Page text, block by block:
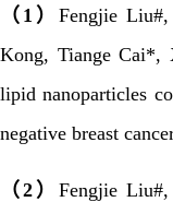
（ 1 ）Fengjie
Kong, Tiange Cai*,
lipid nanoparticles
negative breast
（2 ）Fengjie